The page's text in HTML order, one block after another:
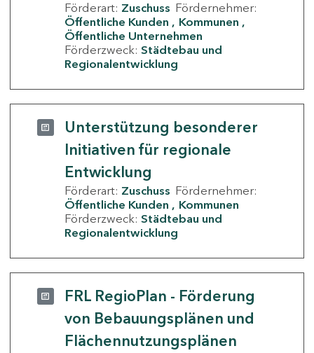
Förderart: Zuschuss Fördernehmer:
Öffentliche Kunden
Kommunen
Öffentliche Unternehmen
Förderzweck: Städtebau und
Regionalentwicklung
Unterstützung besonderer
Initiativen für regionale
Entwicklung
Förderart: Zuschuss Fördernehmer:
Öffentliche Kunden
Kommunen
Förderzweck: Städtebau und
Regionalentwicklung
FRL RegioPlan - Förderung
von Bebauungsplänen und
Flächennutzungsplänen